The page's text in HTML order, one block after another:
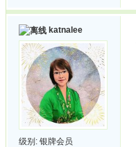
katnalee
级别: 银牌会员